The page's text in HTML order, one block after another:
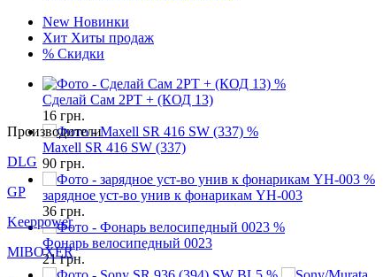
New Новинки
Хит Хиты продаж
% Скидки
%
Сделай Сам 2PT + (КОД 13)
16 грн.
%
Maxell SR 416 SW (337)
90 грн.
%
зарядное уст-во унив к фонарикам YH-003
36 грн.
%
Фонарь велосипедный 0023
21грн.
Производители
DLG
GP
Keeppower
MIBOXER